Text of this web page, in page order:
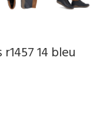
14 bleu